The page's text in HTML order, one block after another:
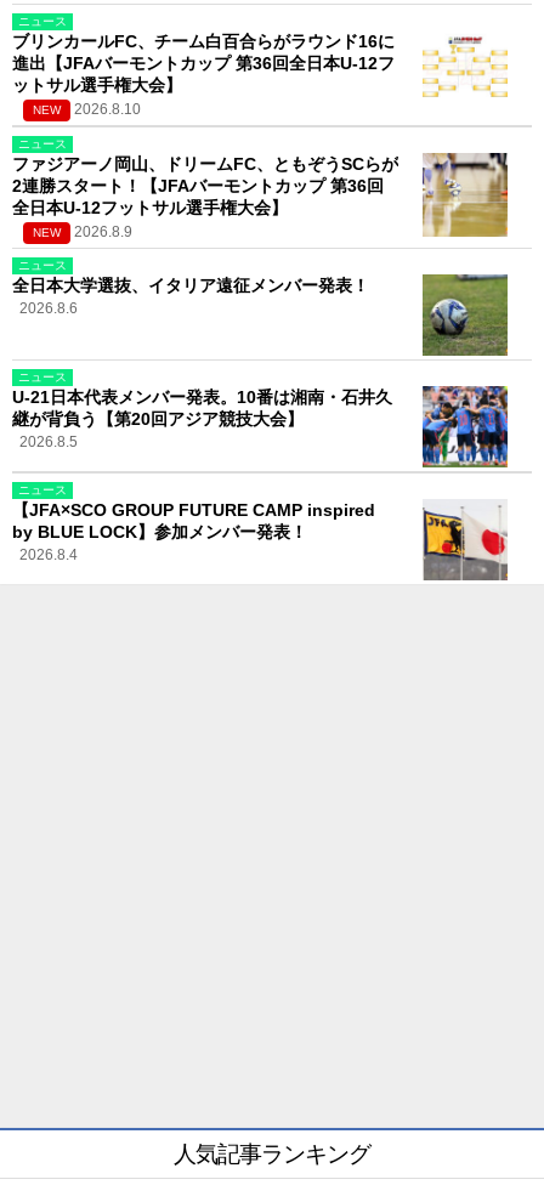
ニュース
ブリンカールFC、チーム白百合らがラウンド16に
進出【JFAバーモントカップ 第36回全日本U-12フ
ットサル選手権大会】
NEW 2026.8.10
ニュース
ファジアーノ岡山、ドリームFC、ともぞうSCらが
2連勝スタート！【JFAバーモントカップ 第36回
全日本U-12フットサル選手権大会】
NEW 2026.8.9
ニュース
全日本大学選抜、イタリア遠征メンバー発表！
2026.8.6
ニュース
U-21日本代表メンバー発表。10番は湘南・石井久
継が背負う【第20回アジア競技大会】
2026.8.5
ニュース
【JFA×SCO GROUP FUTURE CAMP inspired
by BLUE LOCK】参加メンバー発表！
2026.8.4
人気記事ランキング